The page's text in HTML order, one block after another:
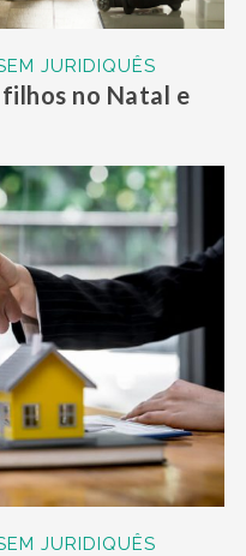
JURIDIQUÊS
no Natal e
JURIDIQUÊS